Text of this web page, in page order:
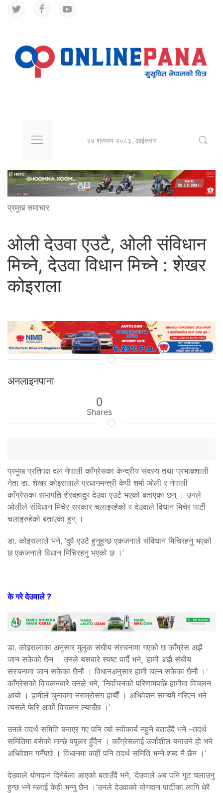
२४ श्रावण २०८३, आईतवार
प्रमुख समाचार
ओली देउवा एउटै, ओली संविधान
मिच्ने, देउवा विधान मिच्ने : शेखर
कोइराला
अनलाइनपाना
0
Shares
प्रमुख प्रतिपक्ष दल नेपाली काँग्रेसका केन्द्रीय सदस्य तथा प्रभाबशाली
नेता डा. शेखर कोइरालाले प्रधानमन्त्री केपी शर्मा ओली र नेपाली
काँग्रेसका सभापति शेरबहादुर देउवा एउटै भएको बताएका छन् । उनले
ओलीले संविधान मिचेर सरकार चलाइरहेको र देउवाले विधान मिचेर पार्टी
चलाइरुहेको बताएका हुन् ।
डा. कोइरालाले भने, ‘दुवै एउटै हुनुहुन्छ एकजनाले संविधान मिचिरहनु भएको
छ एकजनाले विधान मिचिरहनु भएको छ ।’
के गरे देउवाले ?
डा. कोइरालाका अनुसार मुलुक संघीय संरचनामा गएको छ काँग्रेस अझै
जान सकेको छैन । उनले यसबारे स्पष्ट पार्दै भने, ‘हामी अझै संघीय
संरचनामा जान सकेका छैनौं । विधानअनुसार हामी चल्न सकेका छैनौ ।’
काँग्रेसको विचलनबारे उनले भने, ‘निर्वाचनको परिणामपछि हामीमा विचलन
आयो । हामीले चुनावमा नराम्रोसंग हार्यौं । अधिवेशन समयमै गरिएन भने
त्यसले फेरि अर्को विचलन ल्याउँछ ।’
उनले तदर्थ समिति बनाएर गए पनि त्यो स्वीकार्य नहुने बताउँदै भने –तदर्थ
समितिमा बसेको मान्छे पपुलर हुँदैन । काँग्रेसलाई उर्जाशील बनाउने हो भने
अधिवेशन गर्नैपर्छ । विधानमा कहीं पनि तदर्थ समिति भन्ने शब्द नै छैन ।’
देउवाले योगदान दिनेबेला आएको बताउँदै भने, ‘देउवाले अब पनि गुट चलाउनु
हुन्छ भने मलाई केही भन्नु छैन ।’उनले देउवाको योगदान पार्टीका लागि धेरै